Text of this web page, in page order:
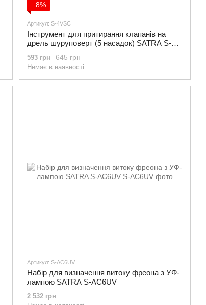
−8%
Артикул: S-4VSC
Інструмент для притирання клапанів на
дрель шуруповерт (5 насадок) SATRA S-
645 грн
593 грн
Немає в наявності
Артикул: S-AC6UV
Набір для визначення витоку фреона з УФ-
лампою SATRA S-AC6UV
2 532 грн